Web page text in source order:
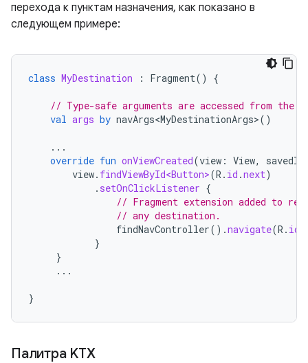
перехода к пунктам назначения, как показано в
следующем примере:
class MyDestination : Fragment() {
// Type-safe arguments are accessed from the
val args by navArgs<MyDestinationArgs>()
...
override fun onViewCreated(view : View,
view. findViewById<Button>(R . id .next)
. setOnClickListener {
// Fragment extension added to
// any destination.
findNavController().navigate(R . id
}
}
...
}
Палитра KTX